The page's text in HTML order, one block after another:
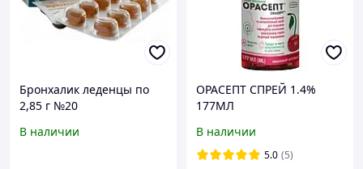
Бронхалик леденцы по
2,85 г №20
В наличии
ОРАСЕПТ СПРЕЙ 1.4%
177МЛ
В наличии
5.0 (5)